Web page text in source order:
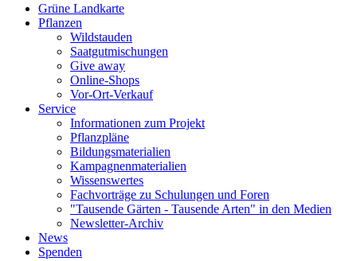
Grüne Landkarte
Pflanzen
Wildstauden
Saatgutmischungen
Give away
Online-Shops
Vor-Ort-Verkauf
Service
Informationen zum Projekt
Pflanzpläne
Bildungsmaterialien
Kampagnenmaterialien
Wissenswertes
Fachvorträge zu Schulungen und Foren
"Tausende Gärten - Tausende Arten" in den Medien
Newsletter-Archiv
News
Spenden